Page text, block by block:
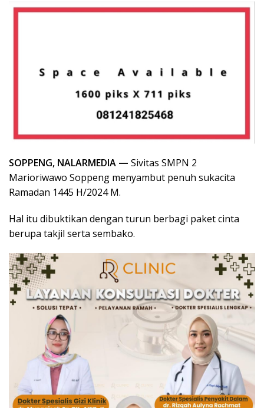
SOPPENG, NALARMEDIA — Sivitas SMPN 2
Marioriwawo Soppeng menyambut penuh sukacita
Ramadan 1445 H/2024 M.
Hal itu dibuktikan dengan turun berbagi paket cinta
berupa takjil serta sembako.